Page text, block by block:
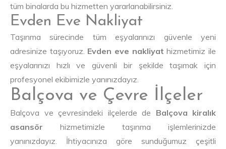
tüm binalarda bu hizmetten yararlanabilirsiniz.
Evden Eve Nakliyat
Taşınma sürecinde tüm eşyalarınızı güvenle yeni
adresinize taşıyoruz. Evden eve nakliyat hizmetimiz ile
eşyalarınızı hızlı ve güvenli bir şekilde taşımak için
profesyonel ekibimizle yanınızdayız.
Balçova ve Çevre İlçeler
Balçova ve çevresindeki ilçelerde de Balçova kiralık
asansör hizmetimizle taşınma işlemlerinizde
yanınızdayız. İhtiyacınıza göre sunduğumuz çeşitli